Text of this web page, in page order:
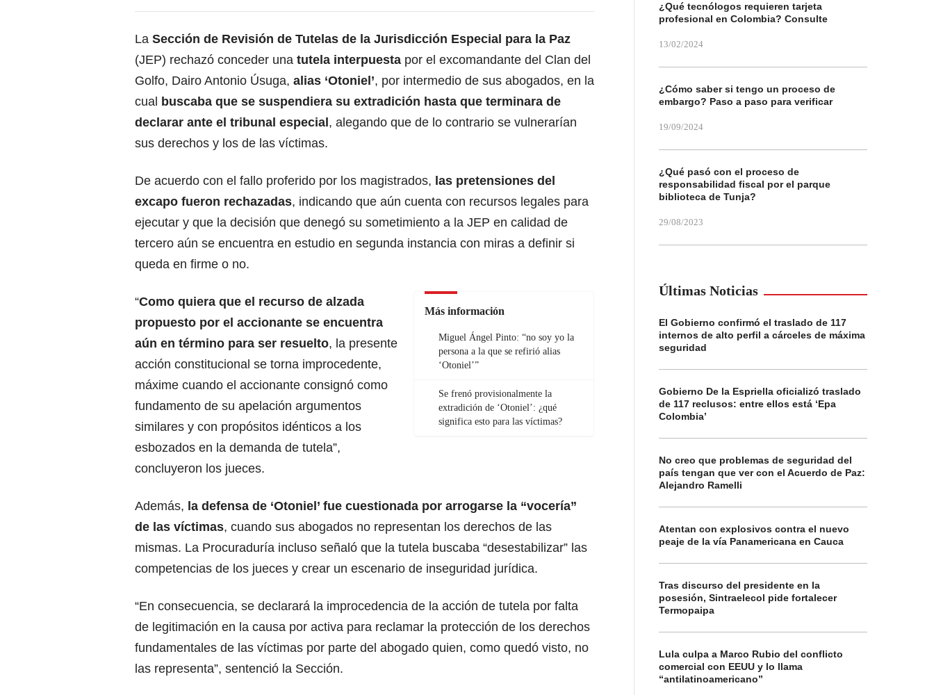
La Sección de Revisión de Tutelas de la Jurisdicción Especial para la Paz
(JEP) rechazó conceder una tutela interpuesta por el excomandante del Clan del
Golfo, Dairo Antonio Úsuga, alias ‘Otoniel’, por intermedio de sus abogados, en la
cual buscaba que se suspendiera su extradición hasta que terminara de
declarar ante el tribunal especial , alegando que de lo contrario se vulnerarían
sus derechos y los de las víctimas.
De acuerdo con el fallo proferido por los magistrados, las pretensiones del
excapo fueron rechazadas, indicando que aún cuenta con recursos legales para
ejecutar y que la decisión que denegó su sometimiento a la JEP en calidad de
tercero aún se encuentra en estudio en segunda instancia con miras a definir si
queda en firme o no.
Más información
Miguel Ángel Pinto: “no soy yo la
persona a la que se refirió alias
‘Otoniel’”
Se frenó provisionalmente la
extradición de ‘Otoniel’: ¿qué
significa esto para las víctimas?
“Como quiera que el recurso de alzada
propuesto por el accionante se encuentra
aún en término para ser resuelto, la presente
acción constitucional se torna improcedente,
máxime cuando el accionante consignó como
fundamento de su apelación argumentos
similares y con propósitos idénticos a los
esbozados en la demanda de tutela”,
concluyeron los jueces.
Además, la defensa de ‘Otoniel’ fue cuestionada por arrogarse la “vocería”
de las víctimas, cuando sus abogados no representan los derechos de las
mismas. La Procuraduría incluso señaló que la tutela buscaba “desestabilizar” las
competencias de los jueces y crear un escenario de inseguridad jurídica.
“En consecuencia, se declarará la improcedencia de la acción de tutela por falta
de legitimación en la causa por activa para reclamar la protección de los derechos
fundamentales de las víctimas por parte del abogado quien, como quedó visto, no
las representa”, sentenció la Sección.
¿Qué tecnólogos requieren tarjeta
profesional en Colombia? Consulte
13/02/2024
¿Cómo saber si tengo un proceso de
embargo? Paso a paso para verificar
19/09/2024
¿Qué pasó con el proceso de
responsabilidad fiscal por el parque
biblioteca de Tunja?
29/08/2023
Últimas Noticias
El Gobierno confirmó el traslado de 117
internos de alto perfil a cárceles de máxima
seguridad
Gobierno De la Espriella oficializó traslado
de 117 reclusos: entre ellos está ‘Epa
Colombia’
No creo que problemas de seguridad del
país tengan que ver con el Acuerdo de Paz:
Alejandro Ramelli
Atentan con explosivos contra el nuevo
peaje de la vía Panamericana en Cauca
Tras discurso del presidente en la
posesión, Sintraelecol pide fortalecer
Termopaipa
Lula culpa a Marco Rubio del conflicto
comercial con EEUU y lo llama
“antilatinoamericano”